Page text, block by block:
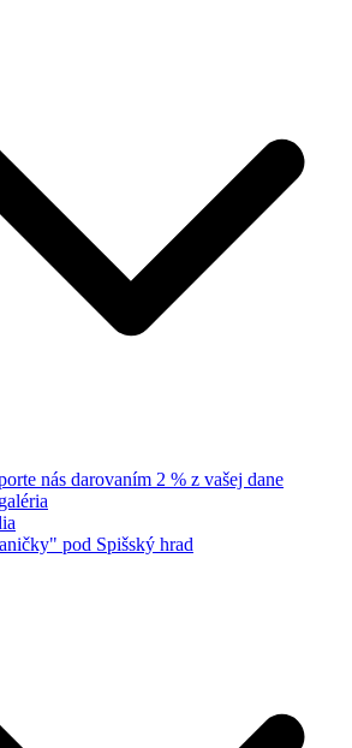
nás darovaním 2 % z vašej dane
pod Spišský hrad